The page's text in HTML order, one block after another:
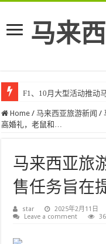
马来
F1、10月大型活动推动
Home / 马来西亚旅游新闻 /
高婚礼，老鼠和…
马来西亚旅
售任务旨在
star 2025年2月11日
Leave a comment